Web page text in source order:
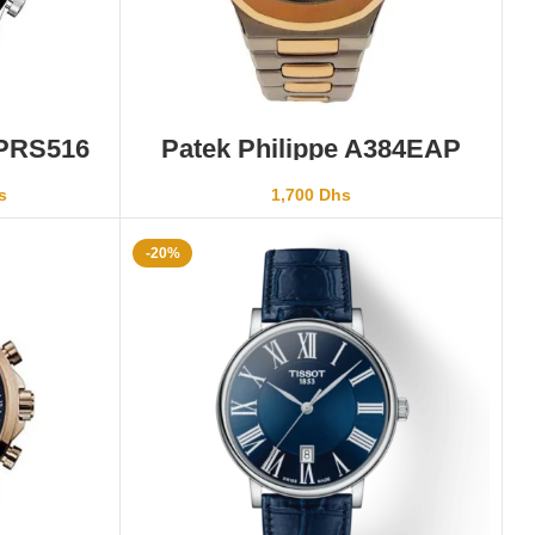
AJOUTER AU PANIER
Patek Philippe A384EAP
Rosegold Silver Brown Dial
1,700 Dhs
-20%